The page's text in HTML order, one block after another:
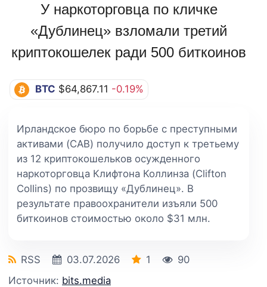
У наркоторговца по кличке
«Дублинец» взломали третий
криптокошелек ради 500 биткоинов
BTC $64,867.11 -0.19%
Ирландское бюро по борьбе с преступными
активами (CAB) получило доступ к третьему
из 12 криптокошельков осужденного
наркоторговца Клифтона Коллинза (Clifton
Collins) по прозвищу «Дублинец». В
результате правоохранители изъяли 500
биткоинов стоимостью около $31 млн.
RSS 03.07.2026 1
90
Источник: bits.media